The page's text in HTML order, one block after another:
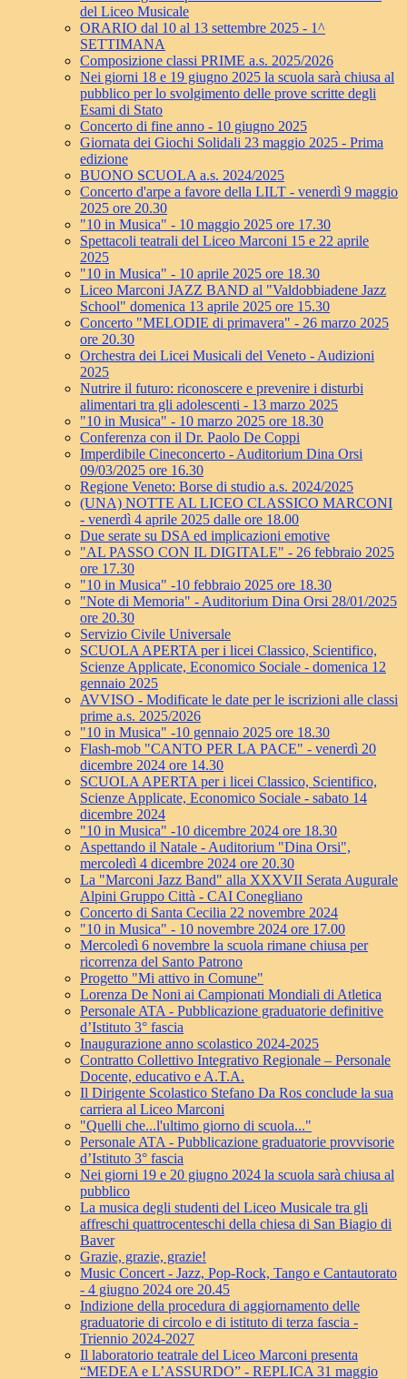
del Liceo Musicale
ORARIO dal 10 al 13 settembre 2025 - 1^
SETTIMANA
Composizione classi PRIME a.s. 2025/2026
Nei giorni 18 e 19 giugno 2025 la scuola sarà chiusa al
pubblico per lo svolgimento delle prove scritte degli
Esami di Stato
Concerto di fine anno - 10 giugno 2025
Giornata dei Giochi Solidali 23 maggio 2025 - Prima
edizione
BUONO SCUOLA a.s. 2024/2025
Concerto d'arpe a favore della LILT - venerdì 9 maggio
2025 ore 20.30
"10 in Musica" - 10 maggio 2025 ore 17.30
Spettacoli teatrali del Liceo Marconi 15 e 22 aprile
2025
"10 in Musica" - 10 aprile 2025 ore 18.30
Liceo Marconi JAZZ BAND al "Valdobbiadene Jazz
School" domenica 13 aprile 2025 ore 15.30
Concerto "MELODIE di primavera" - 26 marzo 2025
ore 20.30
Orchestra dei Licei Musicali del Veneto - Audizioni
2025
Nutrire il futuro: riconoscere e prevenire i disturbi
alimentari tra gli adolescenti - 13 marzo 2025
"10 in Musica" - 10 marzo 2025 ore 18.30
Conferenza con il Dr. Paolo De Coppi
Imperdibile Cineconcerto - Auditorium Dina Orsi
09/03/2025 ore 16.30
Regione Veneto: Borse di studio a.s. 2024/2025
(UNA) NOTTE AL LICEO CLASSICO MARCONI
- venerdì 4 aprile 2025 dalle ore 18.00
Due serate su DSA ed implicazioni emotive
"AL PASSO CON IL DIGITALE" - 26 febbraio 2025
ore 17.30
"10 in Musica" -10 febbraio 2025 ore 18.30
"Note di Memoria" - Auditorium Dina Orsi 28/01/2025
ore 20.30
Servizio Civile Universale
SCUOLA APERTA per i licei Classico, Scientifico,
Scienze Applicate, Economico Sociale - domenica 12
gennaio 2025
AVVISO - Modificate le date per le iscrizioni alle classi
prime a.s. 2025/2026
"10 in Musica" -10 gennaio 2025 ore 18.30
Flash-mob "CANTO PER LA PACE" - venerdì 20
dicembre 2024 ore 14.30
SCUOLA APERTA per i licei Classico, Scientifico,
Scienze Applicate, Economico Sociale - sabato 14
dicembre 2024
"10 in Musica" -10 dicembre 2024 ore 18.30
Aspettando il Natale - Auditorium "Dina Orsi",
mercoledì 4 dicembre 2024 ore 20.30
La "Marconi Jazz Band" alla XXXVII Serata Augurale
Alpini Gruppo Città - CAI Conegliano
Concerto di Santa Cecilia 22 novembre 2024
"10 in Musica" - 10 novembre 2024 ore 17.00
Mercoledì 6 novembre la scuola rimane chiusa per
ricorrenza del Santo Patrono
Progetto "Mi attivo in Comune"
Lorenza De Noni ai Campionati Mondiali di Atletica
Personale ATA - Pubblicazione graduatorie definitive
d’Istituto 3° fascia
Inaugurazione anno scolastico 2024-2025
Contratto Collettivo Integrativo Regionale – Personale
Docente, educativo e A.T.A.
Il Dirigente Scolastico Stefano Da Ros conclude la sua
carriera al Liceo Marconi
"Quelli che...l'ultimo giorno di scuola..."
Personale ATA - Pubblicazione graduatorie provvisorie
d’Istituto 3° fascia
Nei giorni 19 e 20 giugno 2024 la scuola sarà chiusa al
pubblico
La musica degli studenti del Liceo Musicale tra gli
affreschi quattrocenteschi della chiesa di San Biagio di
Baver
Grazie, grazie, grazie!
Music Concert - Jazz, Pop-Rock, Tango e Cantautorato
- 4 giugno 2024 ore 20.45
Indizione della procedura di aggiornamento delle
graduatorie di circolo e di istituto di terza fascia -
Triennio 2024-2027
Il laboratorio teatrale del Liceo Marconi presenta
“MEDEA e L’ASSURDO” - REPLICA 31 maggio